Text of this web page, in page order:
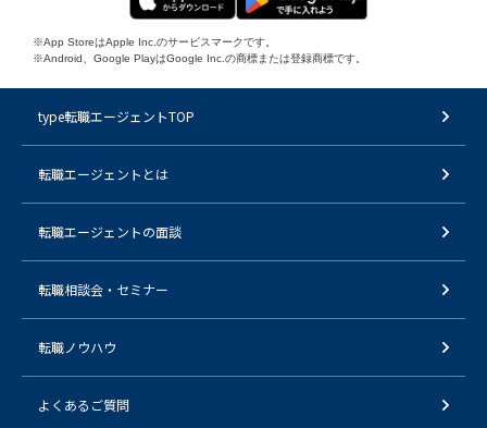
※App StoreはApple Inc.のサービスマークです。
※Android、Google PlayはGoogle Inc.の商標または登録商標です。
type転職エージェントTOP
転職エージェントとは
転職エージェントの面談
転職相談会・セミナー
転職ノウハウ
よくあるご質問